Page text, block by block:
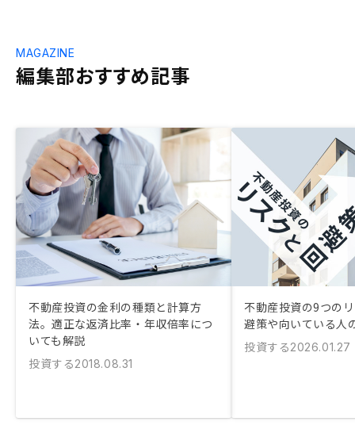
編集部おすすめ記事
MAGAZINE
不動産投資の金利の種類と計算方
法。適正な返済比率・年収倍率につ
いても解説
投資する2018.08.31
不動産投資の9つの
避策や向いている人
投資する2026.01.27